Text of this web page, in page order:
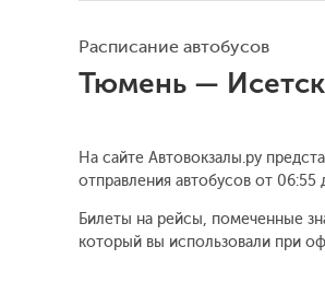
Расписание автобусов
Тюмень —
На сайте Автовокзалы.ру
отправления автобусов от 06:55
Билеты на рейсы, помеченные
который вы использовали при